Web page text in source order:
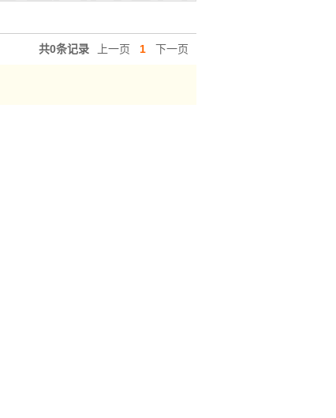
共0条记录 上一页 1 下一页